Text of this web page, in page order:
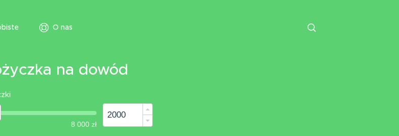
O nas
na dowód